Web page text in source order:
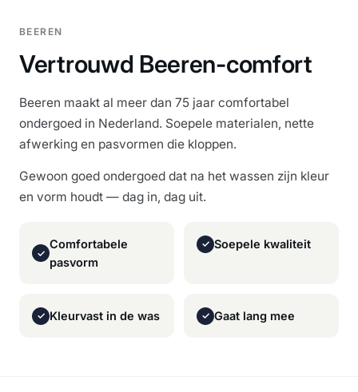
BEEREN
Vertrouwd Beeren-comfort
Beeren maakt al meer dan 75 jaar comfortabel
ondergoed in Nederland. Soepele materialen, nette
afwerking en pasvormen die kloppen.
Gewoon goed ondergoed dat na het wassen zijn kleur
en vorm houdt — dag in, dag uit.
✓
Comfortabele
pasvorm
✓ Soepele kwaliteit
✓ Kleurvast in de was ✓ Gaat lang mee